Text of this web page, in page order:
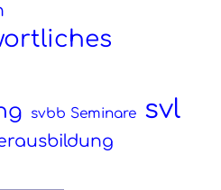
svbb Seminare svl